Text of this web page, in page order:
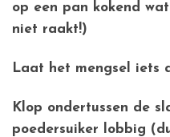
op een pan kokend
niet raakt!)
Laat het mengsel iets
Klop ondertussen de
poedersuiker lobbig